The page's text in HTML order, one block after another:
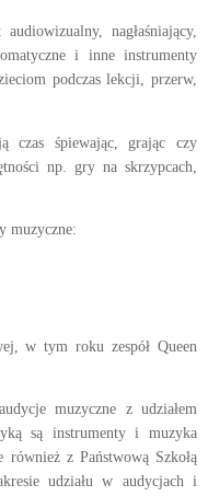
nagłaśniający,
i inne instrumenty
podczas lekcji, przerw,
czas śpiewając, grając czy
np. gry na skrzypcach,
muzyczne:
w tym roku zespół Queen
muzyczne z udziałem
są instrumenty i muzyka
również z Państwową Szkołą
udziału w audycjach i